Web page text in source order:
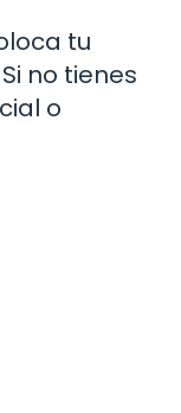
tu
no tienes
o